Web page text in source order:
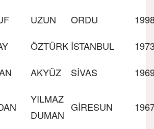
UZUN ORDU
ÖZTÜRK İSTANBUL
AKYÜZ SİVAS
YILMAZ
DUMAN
GİRESUN